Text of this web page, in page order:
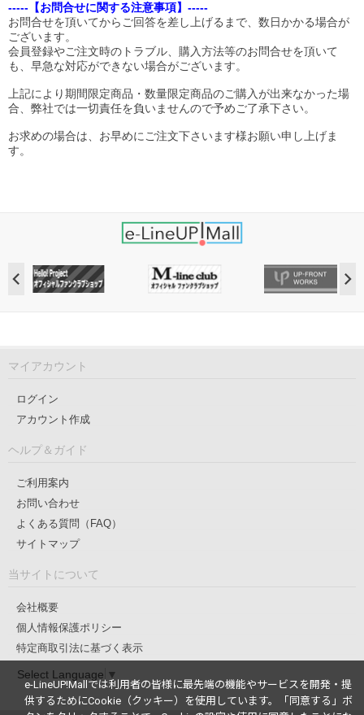
-----【お問合せに関する注意事項】-----
お問合せを頂いてからご回答を差し上げるまで、数日かかる場合が
ございます。
会員登録やご注文時のトラブル、購入方法等のお問合せを頂いて
も、早急な対応ができない場合がございます。
上記により期間限定商品・数量限定商品のご購入が出来なかった場
合、弊社では一切責任を負いませんので予めご了承下さい。
お求めの場合は、お早めにご注文下さいます様お願い申し上げま
す。
マイアカウント
ログイン
アカウント作成
ヘルプ＆ガイド
ご利用案内
お問い合わせ
よくある質問（FAQ）
サイトマップ
当サイトについて
会社概要
個人情報保護ポリシー
特定商取引法に基づく表示
Select Language ▼
e-LineUP!Mallでは利用者の皆様に最先端の機能やサービスを開発・提
供するためにCookie（クッキー）を使用しています。
「同意する」ボ